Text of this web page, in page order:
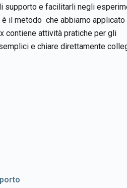
supporto e facilitarli negli
il metodo che abbiamo applicato
contiene attività pratiche per gli
e chiare direttamente